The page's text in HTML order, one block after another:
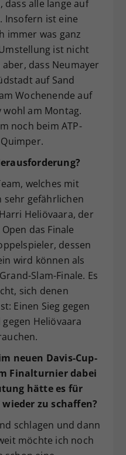
dass alle lange auf
Insofern ist eine
immer was ganz
ist nicht
dass Neumayer
auf Sand
Wochenende auf
wohl am Montag.
noch beim ATP-
welches mit
sehr gefährlichen
Heliövaara, der
das Finale
dessen
wird können als
Slam-Finale. Es
sich denen
Einen Sieg gegen
Heliövaara
neuen Davis-Cup-
Finalturnier dabei
hätte es für
zu schaffen?
schlagen und dann
möchte ich noch